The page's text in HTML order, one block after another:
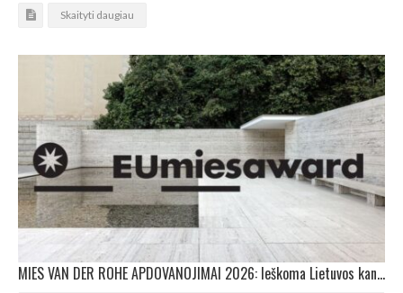
Skaityti daugiau
MIES VAN DER ROHE APDOVANOJIMAI 2026: Ieškoma Lietuvos kandidatų